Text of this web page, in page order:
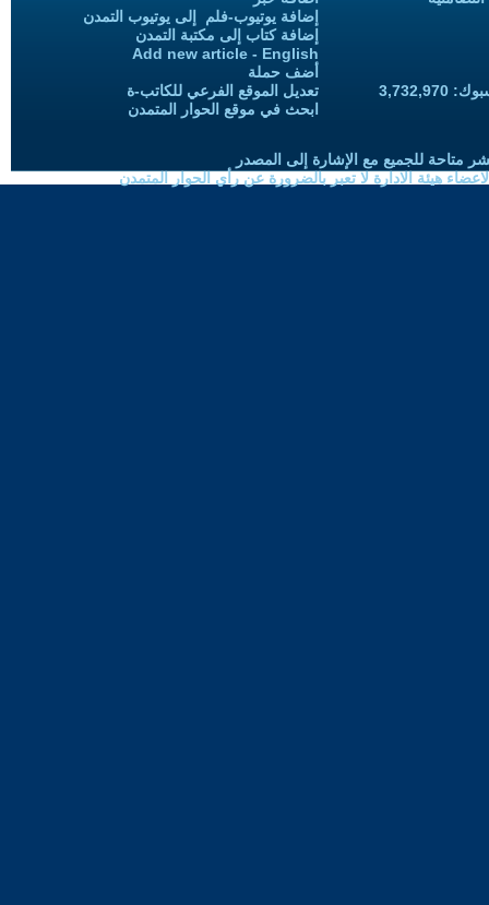
إضافة يوتيوب-فلم إلى يوتيوب التمدن
إضافة كتاب إلى مكتبة التمدن
Add new article - English
أضف حملة
تعديل الموقع الفرعي للكاتب-ة
ابحث في موقع الحوار المتمدن
متاحة للجميع مع الإشارة إلى المصدر
هيئة الادارة لا تعبر بالضرورة عن رأي الحوار المتمدن